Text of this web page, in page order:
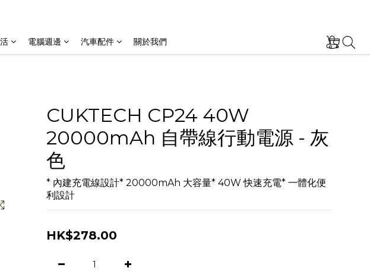
電腦週邊 汽車配件 關於我們
CUKTECH CP24 40W
20000mAh 自帶線行動電源 - 灰
色
* 內建充電線設計* 20000mAh 大容量* 40W 快速充電* 一體化便
利設計
HK$278.00